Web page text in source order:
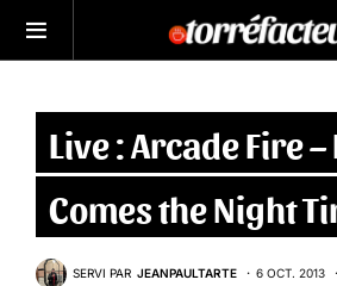
Live : Arcade Fire –
Comes the Night
SERVI PAR JEANPAULTARTE 6 OCT. 2013